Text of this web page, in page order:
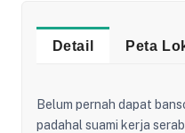
Detail Peta
Belum pernah dapat
padahal suami kerja